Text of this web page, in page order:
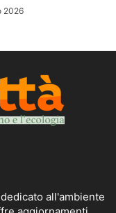
2026
all'ambiente